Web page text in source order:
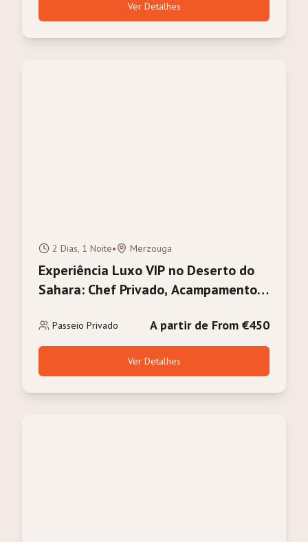
Ver Detalhes
2 Dias, 1 Noite• Merzouga
Experiência Luxo VIP no Deserto do
Sahara: Chef Privado, Acampamento
Passeio Privado A partir de From €450
Ver Detalhes